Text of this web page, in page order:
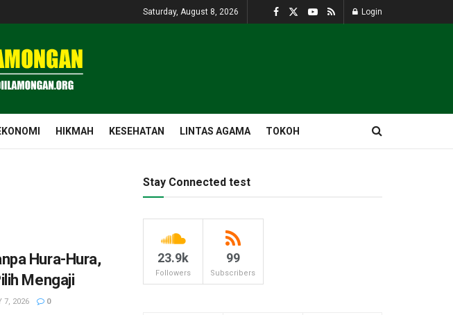
Saturday, August 8, 2026 Login
HIKMAH KESEHATAN LINTAS AGAMA TOKOH
Hura-Hura,
Mengaji
7, 2026 0
Stay Connected test
23.9k
Followers
99
Subscribers